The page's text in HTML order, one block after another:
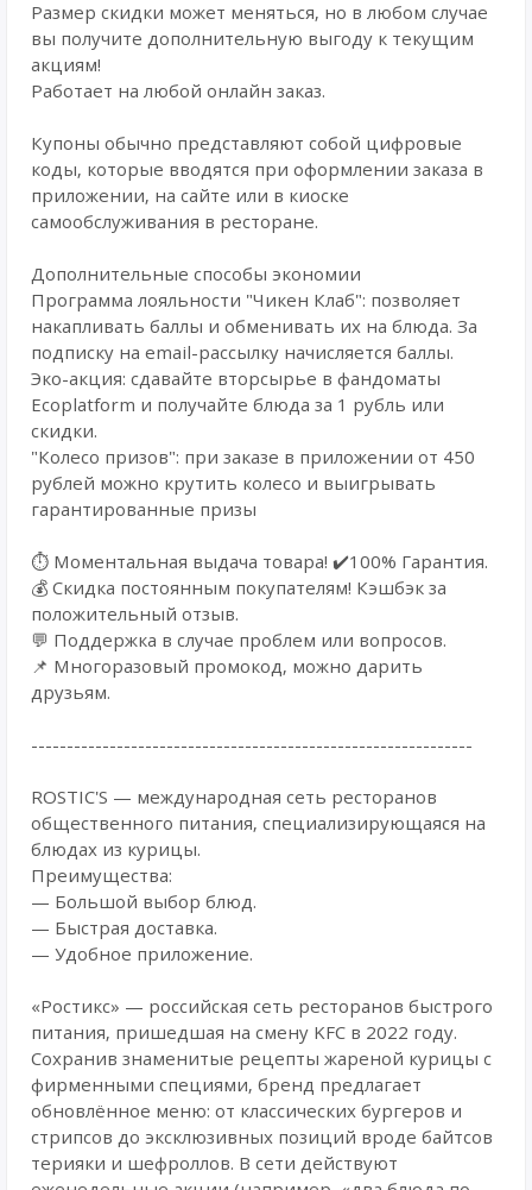
Размер скидки может меняться, но в любом случае
вы получите дополнительную выгоду к текущим
акциям!
Работает на любой онлайн заказ.
Купоны обычно представляют собой цифровые
коды, которые вводятся при оформлении заказа в
приложении, на сайте или в киоске
самообслуживания в ресторане.
Дополнительные способы экономии
Программа лояльности "Чикен Клаб": позволяет
накапливать баллы и обменивать их на блюда. За
подписку на email-рассылку начисляется баллы.
Эко-акция: сдавайте вторсырье в фандоматы
Ecoplatform и получайте блюда за 1 рубль или
скидки.
"Колесо призов": при заказе в приложении от 450
рублей можно крутить колесо и выигрывать
гарантированные призы
⏱️ Моментальная выдача товара! ✔️100% Гарантия.
💰 Cкидка постоянным покупателям! Кэшбэк за
положительный отзыв.
💬 Поддержка в случае проблем или вопросов.
📌 Многоразовый промокод, можно дарить
друзьям.
--------------------------------------------------------------
ROSTIC'S — международная сеть ресторанов
общественного питания, специализирующаяся на
блюдах из курицы.
Преимущества:
— Большой выбор блюд.
— Быстрая доставка.
— Удобное приложение.
«Ростикс» — российская сеть ресторанов быстрого
питания, пришедшая на смену KFC в 2022 году.
Сохранив знаменитые рецепты жареной курицы с
фирменными специями, бренд предлагает
обновлённое меню: от классических бургеров и
стрипсов до эксклюзивных позиций вроде байтсов
терияки и шефроллов. В сети действуют